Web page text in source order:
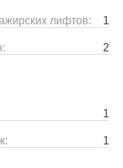
лифтов: 1
2
1
1